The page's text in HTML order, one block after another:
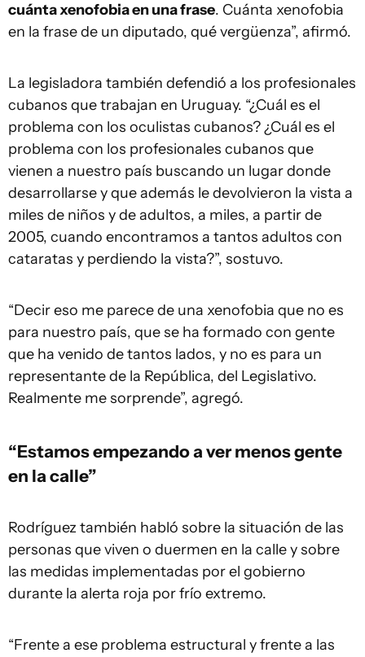
cuánta xenofobia en una frase. Cuánta xenofobia
en la frase de un diputado, qué vergüenza”, afirmó.
La legisladora también defendió a los profesionales
cubanos que trabajan en Uruguay. “¿Cuál es el
problema con los oculistas cubanos? ¿Cuál es el
problema con los profesionales cubanos que
vienen a nuestro país buscando un lugar donde
desarrollarse y que además le devolvieron la vista a
miles de niños y de adultos, a miles, a partir de
2005, cuando encontramos a tantos adultos con
cataratas y perdiendo la vista?”, sostuvo.
“Decir eso me parece de una xenofobia que no es
para nuestro país, que se ha formado con gente
que ha venido de tantos lados, y no es para un
representante de la República, del Legislativo.
Realmente me sorprende”, agregó.
“Estamos empezando a ver menos gente
en la calle”
Rodríguez también habló sobre la situación de las
personas que viven o duermen en la calle y sobre
las medidas implementadas por el gobierno
durante la alerta roja por frío extremo.
“Frente a ese problema estructural y frente a las